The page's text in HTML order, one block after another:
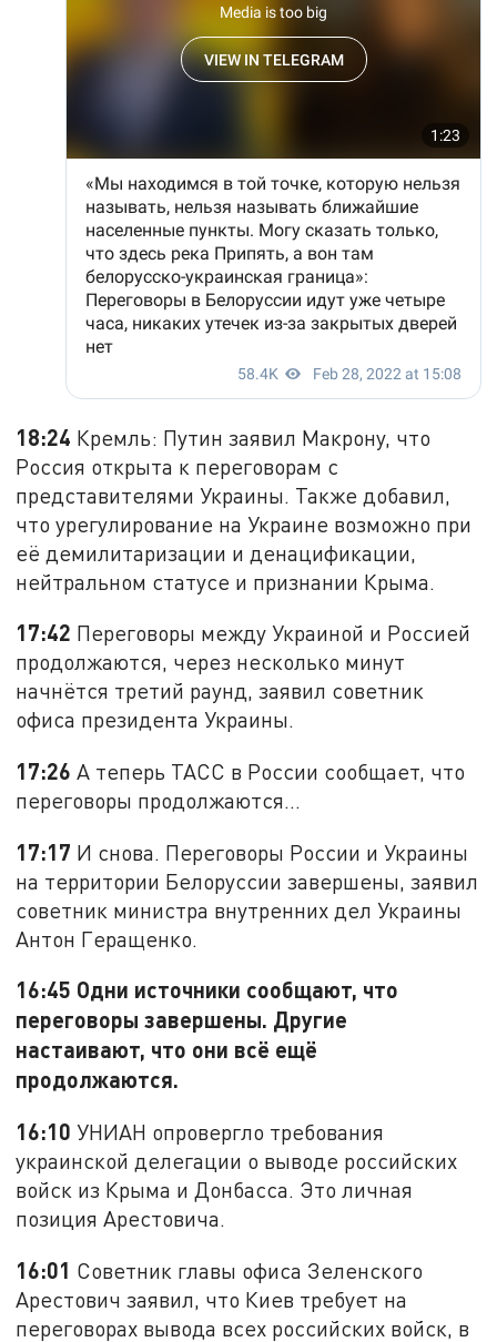
18:24 Кремль: Путин заявил Макрону, что
Россия открыта к переговорам с
представителями Украины. Также добавил,
что урегулирование на Украине возможно при
её демилитаризации и денацификации,
нейтральном статусе и признании Крыма.
17:42 Переговоры между Украиной и Россией
продолжаются, через несколько минут
начнётся третий раунд, заявил советник
офиса президента Украины.
17:26 А теперь ТАСС в России сообщает, что
переговоры продолжаются...
17:17 И снова. Переговоры России и Украины
на территории Белоруссии завершены, заявил
советник министра внутренних дел Украины
Антон Геращенко.
16:45 Одни источники сообщают, что
переговоры завершены. Другие
настаивают, что они всё ещё
продолжаются.
16:10УНИАН опровергло требования
украинской делегации о выводе российских
войск из Крыма и Донбасса. Это личная
позиция Арестовича.
16:01 Советник главы офиса Зеленского
Арестович заявил, что Киев требует на
переговорах вывода всех российских войск, в